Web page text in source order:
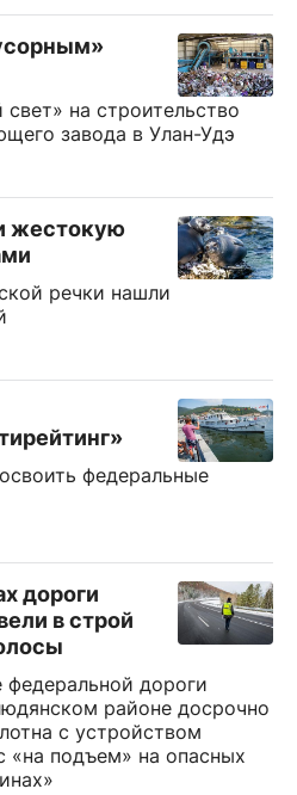
на строительство
завода в Улан-Удэ
жестокую
речки нашли
федеральные
дороги
в строй
федеральной дороги
районе досрочно
с устройством
«на подъем» на опасных